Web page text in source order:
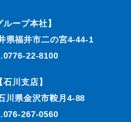
ループ本社】
県福井市二の宮4-44-1
22-8100
石川支店】
川県金沢市鞍月4-88
267-0560